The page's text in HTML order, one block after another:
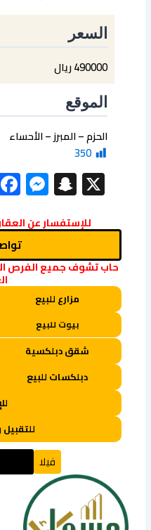
السعر
490000 ريال
الموقع
الحزم – المبرز – الأحساء
350
X
للإستفسار عن
حاب تشوف جميع الفرص
مزارع للبيع
بيوت للبيع
شقق دبلكسية
دبلكسات للبيع
فيلا